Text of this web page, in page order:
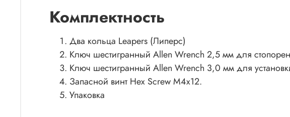
Комплектность
Два кольца Leapers (Липерс)
Ключ шестигранный Allen Wrench 2,5 мм для
Ключ шестигранный Allen Wrench 3,0 мм для
Запасной винт Hex Screw М4х12.
Упаковка